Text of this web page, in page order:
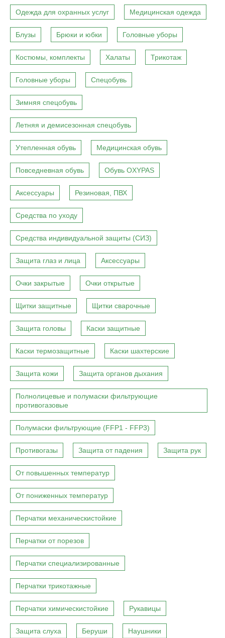
Одежда для охранных услуг Медицинская одежда
Блузы Брюки и юбки Головные уборы
Костюмы, комплекты Халаты Трикотаж
Головные уборы Спецобувь
Зимняя спецобувь
Летняя и демисезонная спецобувь
Утепленная обувь Медицинская обувь
Повседневная обувь Обувь OXYPAS
Аксессуары Резиновая, ПВХ
Средства по уходу
Средства индивидуальной защиты (СИЗ)
Защита глаз и лица Аксессуары
Очки закрытые Очки открытые
Щитки защитные Щитки сварочные
Защита головы Каски защитные
Каски термозащитные Каски шахтерские
Защита кожи Защита органов дыхания
Полнолицевые и полумаски фильтрующие
противогазовые
Полумаски фильтрующие (FFP1 - FFP3)
Противогазы Защита от падения Защита рук
От повышенных температур
От пониженных температур
Перчатки механическистойкие
Перчатки от порезов
Перчатки специализированные
Перчатки трикотажные
Перчатки химическистойкие Рукавицы
Защита слуха Беруши Наушники